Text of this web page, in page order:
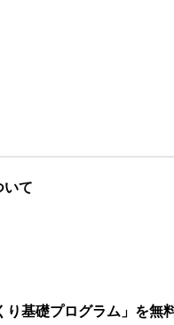
いて
基礎プログラム」を無